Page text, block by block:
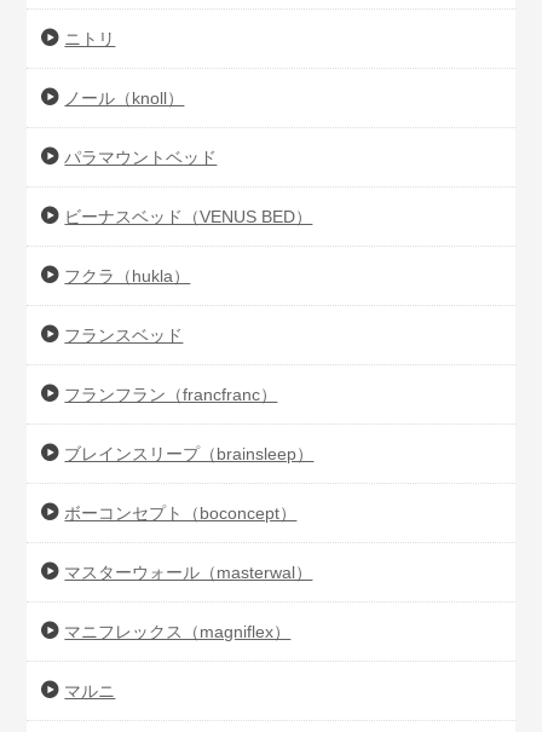
ニトリ
ノール（knoll）
パラマウントベッド
ビーナスベッド（VENUS BED）
フクラ（hukla）
フランスベッド
フランフラン（francfranc）
ブレインスリープ（brainsleep）
ボーコンセプト（boconcept）
マスターウォール（masterwal）
マニフレックス（magniflex）
マルニ